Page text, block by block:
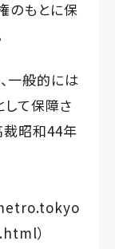
のもとに保
一般的には
て保障さ
裁昭和44年
）